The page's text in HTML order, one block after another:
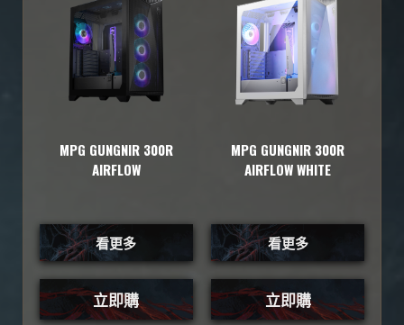
MPG GUNGNIR 300R
AIRFLOW
看更多
立即購
MPG GUNGNIR 300R
AIRFLOW WHITE
看更多
立即購